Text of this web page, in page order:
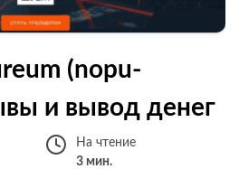
(nopu-
и вывод денег
На чтение
3 мин.